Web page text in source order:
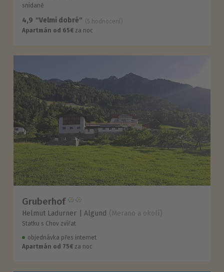
snídaně
4,9 "Velmi dobré" (5 hodnocení)
Apartmán od 65€ za noc
Gruberhof
Helmut Ladurner Algund (Merano a okolí)
Statku s Chov zvířat
objednávka přes internet
Apartmán od 75€ za noc